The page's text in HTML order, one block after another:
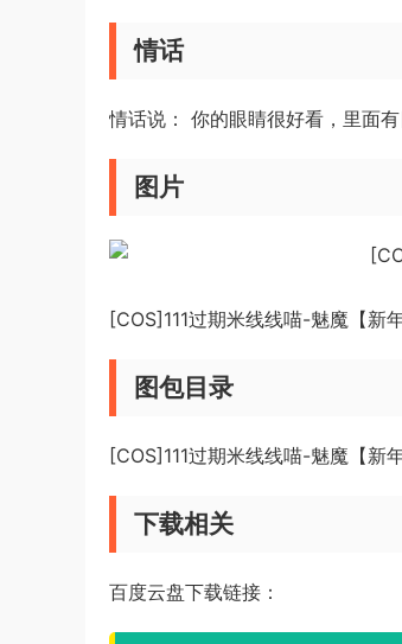
情话
情话说： 你的眼睛很好看，里面
图片
[COS]111过期米线线喵-魅魔【新
图包目录
[COS]111过期米线线喵-魅魔【新
下载相关
百度云盘下载链接：